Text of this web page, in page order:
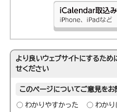
より良いウェブサイトにするた
せください
このページについてご意見をお
わかりやすかった わかり